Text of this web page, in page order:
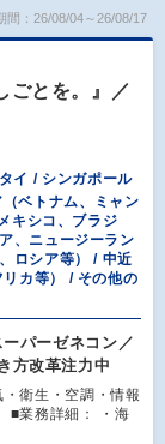
間：26/08/04～26/08/17
ごとを。』／
イ / シンガポール
ベトナム、ミャン
キシコ、ブラジ
、ニュージーラン
ロシア等） / 中近
カ等） / その他の
パーゼネコン／
方改革注力中
衛生・空調・情報
■業務詳細： ・海